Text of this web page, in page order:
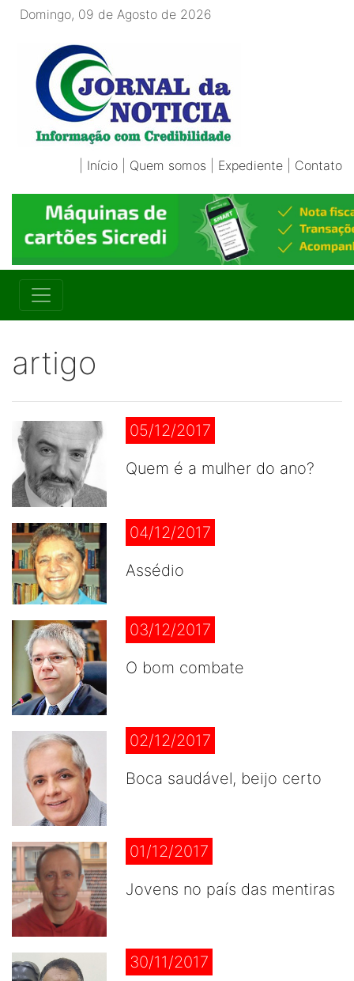
Domingo, 09 de Agosto de 2026
Início Quem somos Expediente Contato
artigo
05/12/2017
Quem é a mulher do ano?
04/12/2017
Assédio
03/12/2017
O bom combate
02/12/2017
Boca saudável, beijo certo
01/12/2017
Jovens no país das mentiras
30/11/2017